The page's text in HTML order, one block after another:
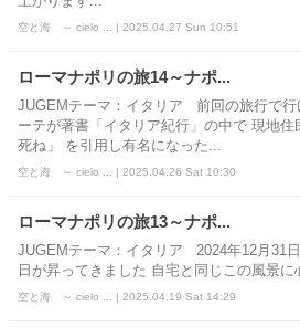
空と海 ～ cielo ... | 2025.04.27 Sun 10:51
ローマナポリの旅14～ナポ...
JUGEMテーマ：イタリア 前回の旅行で行
ーテが著書「イタリア紀行」の中で 現地
死ね」 を引用し有名になった...
空と海 ～ cielo ... | 2025.04.26 Sat 10:30
ローマナポリの旅13～ナポ...
JUGEMテーマ：イタリア 2024年12月31
日が昇ってきました 自宅と同じこの風
空と海 ～ cielo ... | 2025.04.19 Sat 14:29